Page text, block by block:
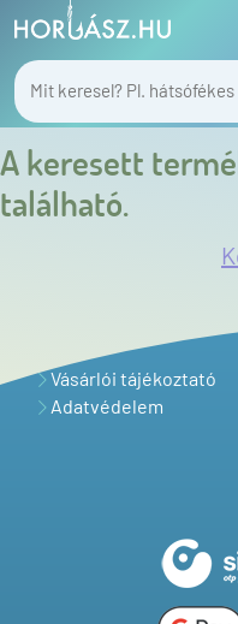
A keresett
található.
Vásárlói tájékoztató
Adatvédelem